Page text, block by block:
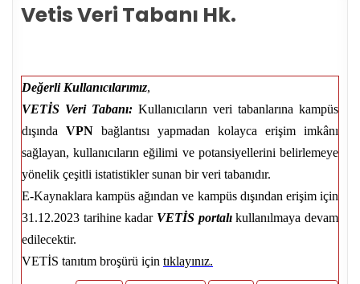
Vetis Veri Tabanı Hk.
Değerli Kullanıcılarımız,
VETİS Veri Tabanı: Kullanıcıların veri tabanlarına kampüs
dışında VPN bağlantısı yapmadan kolayca erişim imkânı
sağlayan, kullanıcıların eğilimi ve potansiyellerini belirlemeye
yönelik çeşitli istatistikler sunan bir veri tabanıdır.
E-Kaynaklara kampüs ağından ve kampüs dışından erişim için
31.12.2023 tarihine kadar VETİS portalıkullanılmaya devam
edilecektir.
VETİS tanıtım broşürü için tıklayınız.